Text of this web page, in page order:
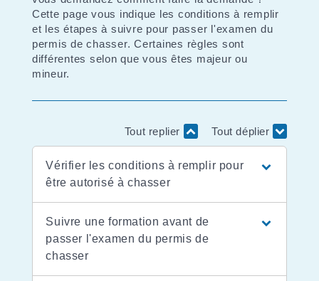
Cette page vous indique les conditions à remplir
et les étapes à suivre pour passer l'examen du
permis de chasser. Certaines règles sont
différentes selon que vous êtes majeur ou
mineur.
Tout replier Tout déplier
Vérifier les conditions à remplir pour
être autorisé à chasser
Suivre une formation avant de
passer l'examen du permis de
chasser